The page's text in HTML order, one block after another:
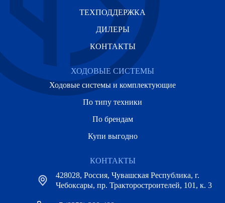
ТЕХПОДДЕРЖКА
ДИЛЕРЫ
КОНТАКТЫ
ХОДОВЫЕ СИСТЕМЫ
Ходовые системы и комплектующие
По типу техники
По брендам
Купи выгодно
КОНТАКТЫ
428028, Россия, Чувашская Республика, г.
Чебоксары, пр. Тракторостроителей, 101, к. 3